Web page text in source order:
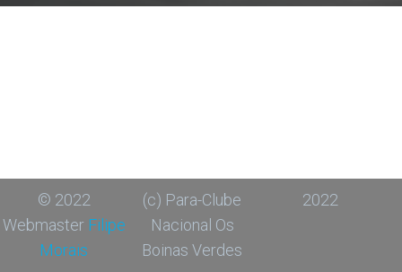
© 2022
Webmaster Filipe
Morais
(c) Para-Clube
Nacional Os
Boinas Verdes
2022